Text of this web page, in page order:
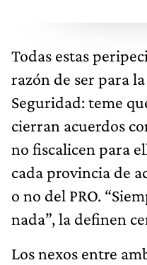
Todas estas
razón de ser para
Seguridad: teme
cierran acuerdos
no fiscalicen para
cada provincia de
o no del PRO.
nada”, la definen
Los nexos entre